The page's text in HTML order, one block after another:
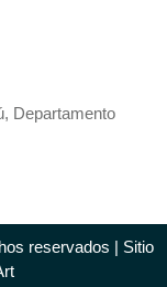
Departamento
reservados | Sitio